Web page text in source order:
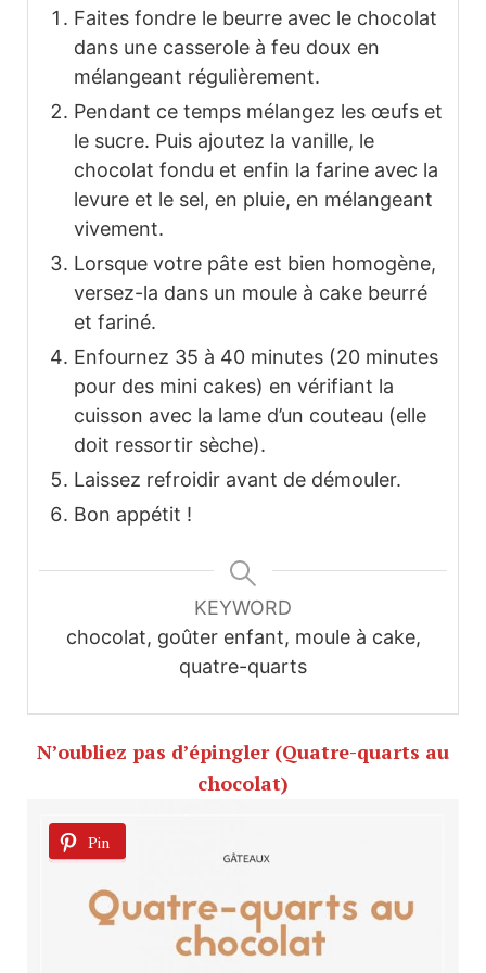
Faites fondre le beurre avec le chocolat
dans une casserole à feu doux en
mélangeant régulièrement.
Pendant ce temps mélangez les œufs et
le sucre. Puis ajoutez la vanille, le
chocolat fondu et enfin la farine avec la
levure et le sel, en pluie, en mélangeant
vivement.
Lorsque votre pâte est bien homogène,
versez-la dans un moule à cake beurré
et fariné.
Enfournez 35 à 40 minutes (20 minutes
pour des mini cakes) en vérifiant la
cuisson avec la lame d’un couteau (elle
doit ressortir sèche).
Laissez refroidir avant de démouler.
Bon appétit !
KEYWORD
chocolat, goûter enfant, moule à cake,
quatre-quarts
N’oubliez pas d’épingler (Quatre-quarts au
chocolat)
Pin